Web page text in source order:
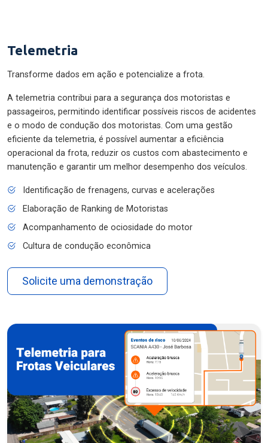
Telemetria
Transforme dados em ação e potencialize a frota.
A telemetria contribui para a segurança dos motoristas e
passageiros, permitindo identificar possíveis riscos de acidentes
e o modo de condução dos motoristas. Com uma gestão
eficiente da telemetria, é possível aumentar a eficiência
operacional da frota, reduzir os custos com abastecimento e
manutenção e garantir um melhor desempenho dos veículos.
Identificação de frenagens, curvas e acelerações
Elaboração de Ranking de Motoristas
Acompanhamento de ociosidade do motor
Cultura de condução econômica
Solicite uma demonstração